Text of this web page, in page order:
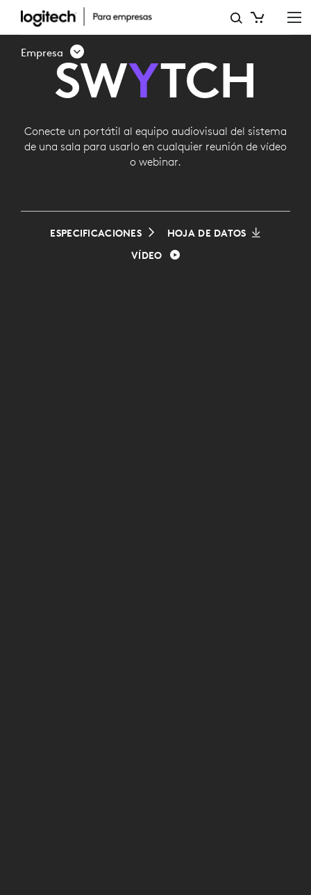
LOGITECH
SWYTCH
EmpresaSWYTCH
Conecte un portátil al equipo audiovisual del sistema
de una sala para usarlo en cualquier reunión de vídeo
o webinar.
ESPECIFICACIONES
HOJA DE DATOS
VÍDEO